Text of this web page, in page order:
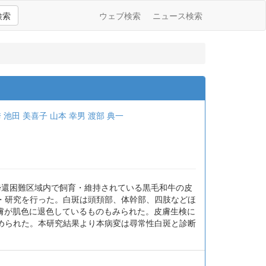
索 ウェブ検索 ニュース検索
池田 美喜子 山本 幸男 渡部 典一
困難区域内で飼育・維持されている黒毛和牛の皮
究を行った。白斑は頭頚部、体幹部、四肢などほ
肌色に退色しているものもみられた。皮膚生検に
れた。本研究結果より本病変は尋常性白斑と診断